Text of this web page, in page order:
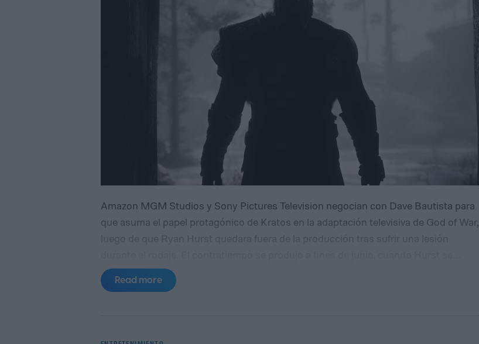
Amazon MGM Studios y Sony Pictures Television negocian con Dave Bautista para
que asuma el papel protagónico de Kratos en la adaptación televisiva de God of War,
desgarró un bíceps mientras filmaba una escena de acción, a cuatro meses de haber
iniciado el rodaje en Vancouver. La rotura requirió cirugía y una recuperación
Read more